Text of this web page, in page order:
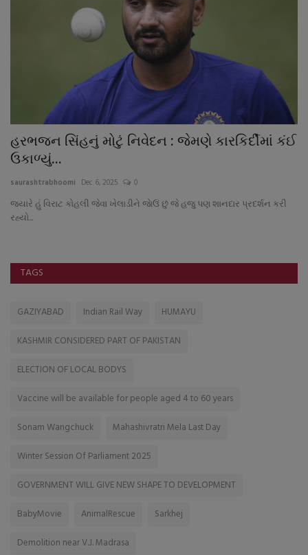
હરભજન સિંહનું મોટું નિવેદન : જેમણે કારકિર્દીમાં કંઈ
ઉકાળ્યું...
saurashtrabhoomi Dec 6, 2025 0
જ્યારે હું વિરાટ કોહલી જેવા ખેલાડીને જાેઉં છું જે હજુ પણ શાનદાર પ્રદર્શન કરી
રહ્યો...
TAGS
GAZIYABAD Indian Rail Way
HUMAYU
KASHMIR CONSIDERED PART OF PAKISTAN
ELECTION OF LOCAL BODYS
Vaccine will be available for people aged 4 to 60 years
Sonam Wangchuck
Mahashivratri Mela Last Day
Winter Session Of Parliament 2025
GOVERNMENT WILL GIVE NEW SHAPE TO DEVELOPMENT
BabyMovie
AnimalRescue
Sarkhej
Demolition near V.J. Madrasa